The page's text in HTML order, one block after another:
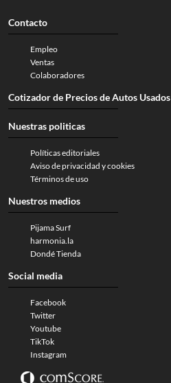
Contacto
Empleo
Ventas
Colaboradores
Cotizador de Precios de Autos Usados
Nuestras politicas
Políticas editoriales
Aviso de privacidad y cookies
Términos de uso
Nuestros medios
Pijama Surf
harmonia.la
Dondé Tienda
Social media
Facebook
Twitter
Youtube
TikTok
Instagram